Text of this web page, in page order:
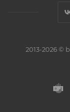
2013-2026 ©